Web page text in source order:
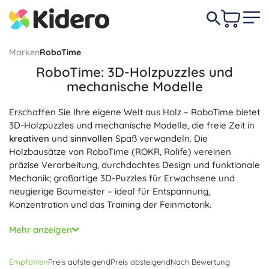
MarkenRoboTime
RoboTime: 3D-Holzpuzzles und
mechanische Modelle
Erschaffen Sie Ihre eigene Welt aus Holz – RoboTime bietet
3D-Holzpuzzles und mechanische Modelle, die freie Zeit in
kreativen und sinnvollen Spaß verwandeln. Die
Holzbausätze von RoboTime (ROKR, Rolife) vereinen
präzise Verarbeitung, durchdachtes Design und funktionale
Mechanik; großartige 3D-Puzzles für Erwachsene und
neugierige Baumeister – ideal für Entspannung,
Konzentration und das Training der Feinmotorik.
Jedes Set enthält lasergeschnittene Teile aus
hochwertigem Sperrholz mit passgenauen Verbindungen,
Mechanische 3D-Puzzles nutzen Zahnräder, Gummibänder
Mehr anzeigen
EmpfohlenPreis aufsteigendPreis absteigendNach Bewertung